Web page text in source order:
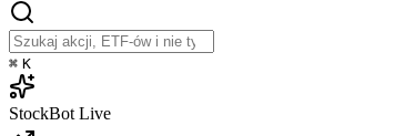
⌘ K
StockBot Live